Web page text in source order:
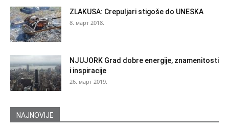
ZLAKUSA: Crepuljari stigoše do UNESKA
8. март 2018.
NJUJORK Grad dobre energije, znamenitosti
i inspiracije
26. март 2019.
NAJNOVIJE